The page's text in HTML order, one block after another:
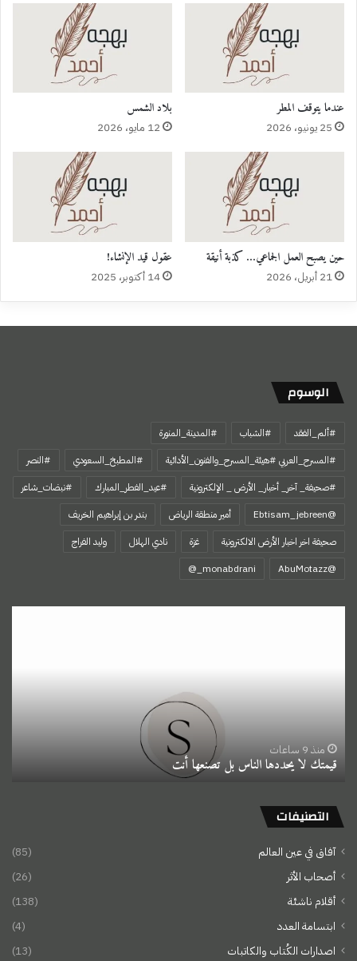
عندما يتوقف المطر⁩
25 يونيو، 2026
بلاد الشمس
12 مايو، 2026
حين يصبح العمل الجماعي… كذبة أنيقة
21 أبريل، 2026
عقول قيد الإنشاء!
14 أكتوبر، 2025
الوسوم
#ألم_الفقد #الشباب
#المدينة_المنورة
#المسرح_العربي #هيئة_المسرح_والفنون_الأدائية
#المطبخ_السعودي
#النصر
#صحيفة_ آخر_ أخبار_ الأرض _ الإلكترونية
#عيد_الفطر_المبارك
#نبضات_شاعر
@Ebtisam_jebreen
أمير منطقة الرياض
بندر بن إبراهيم الخريف
صحيفة اخر اخبار الأرض الالكترونية
غزة نادي الهلال
وليد الفراج
‏@AbuMotazz
منذ 9 ساعات
قيمتك لا يحددها الناس بل تصنعها أنت
التصنيفات
آفاق في عين العالم
(85)
أصحاب الأثر
(26)
أقلام ناشئة
(138)
ابتسامة العدد
(4)
اصدارات الكُتاب والكاتبات
(13)